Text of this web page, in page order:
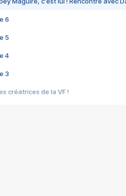
6
5
4
3
créatrices de la VF !